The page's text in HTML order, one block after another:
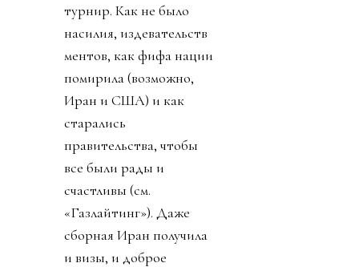
турнир. Как не было
насилия, издевательств
ментов, как фифа нации
помирила (возможно,
Иран и США) и как
старались
правительства, чтобы
все были рады и
счастливы (см.
«Газлайтинг»). Даже
сборная Иран получила
и визы, и доброе